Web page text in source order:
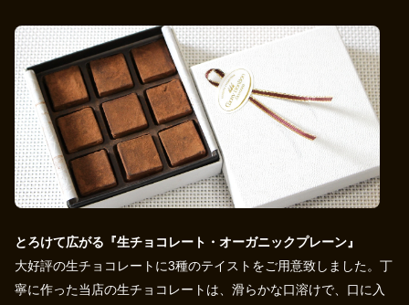
とろけて広がる『生チョコレート・オーガニックプレーン』
大好評の生チョコレートに3種のテイストをご用意致しました。丁
寧に作った当店の生チョコレートは、滑らかな口溶けで、口に入